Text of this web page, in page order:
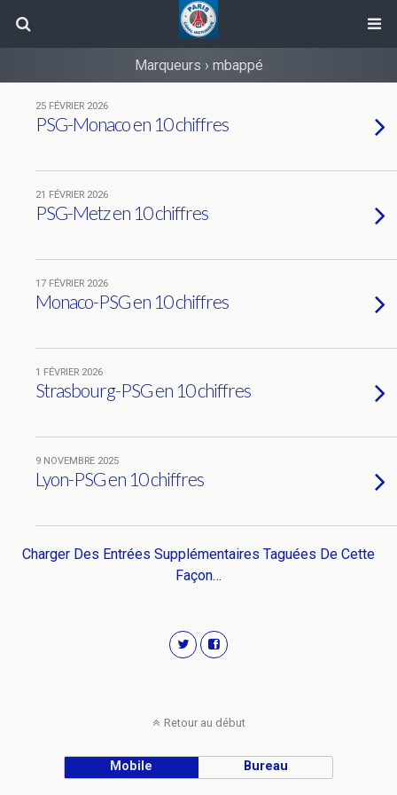
Marqueurs › mbappé
25 FÉVRIER 2026
PSG-Monaco en 10 chiffres
21 FÉVRIER 2026
PSG-Metz en 10 chiffres
17 FÉVRIER 2026
Monaco-PSG en 10 chiffres
1 FÉVRIER 2026
Strasbourg-PSG en 10 chiffres
9 NOVEMBRE 2025
Lyon-PSG en 10 chiffres
Charger Des Entrées Supplémentaires Taguées De Cette
Façon…
Retour au début
Mobile Bureau